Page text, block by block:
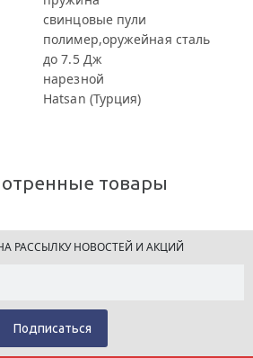
свинцовые пули
полимер,оружейная сталь
до 7.5 Дж
нарезной
Hatsan (Турция)
товары
РАССЫЛКУ НОВОСТЕЙ И АКЦИЙ